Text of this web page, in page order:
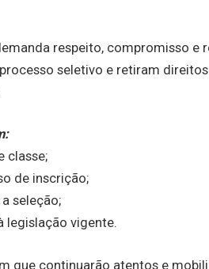
respeito, compromisso e
seletivo e retiram
classe;
de inscrição;
seleção;
legislação vigente.
que continuarão atentos e